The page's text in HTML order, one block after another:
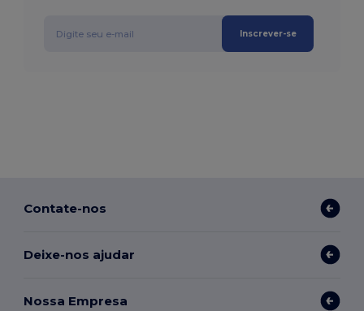
Inscrever-se
Contate-nos
Deixe-nos ajudar
Nossa Empresa